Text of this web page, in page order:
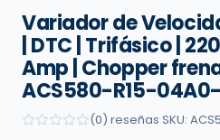
Variador de
| DTC | Trifásico |
Amp | Chopper
ACS580-R15-
(0) reseñas SKU: